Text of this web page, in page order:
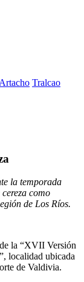
Tralcao
la temporada
como
de Los Ríos.
la “XVII Versión
localidad ubicada
de Valdivia.